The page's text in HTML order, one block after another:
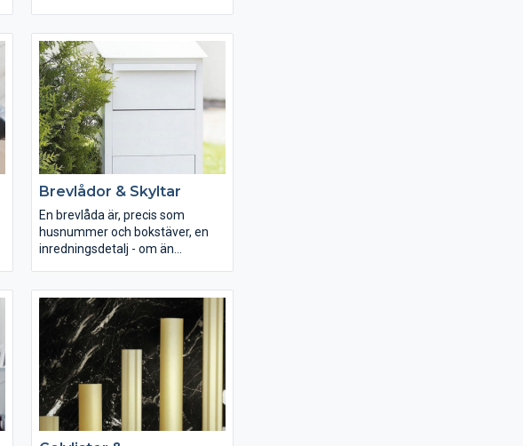
Brevlådor & Skyltar
En brevlåda är, precis som
husnummer och bokstäver, en
inredningsdetalj - om än
sortiment finns något för alla.